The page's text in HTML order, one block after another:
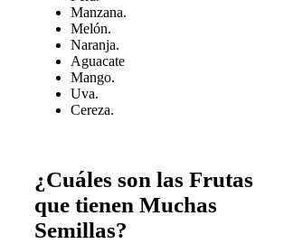
Manzana.
Melón.
Naranja.
Aguacate
Mango.
Uva.
Cereza.
¿Cuáles son las Frutas
que tienen Muchas
Semillas?